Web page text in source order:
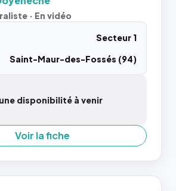
· En vidéo
Secteur 1
Saint-Maur-des-Fossés (94)
disponibilité à venir
Voir la fiche